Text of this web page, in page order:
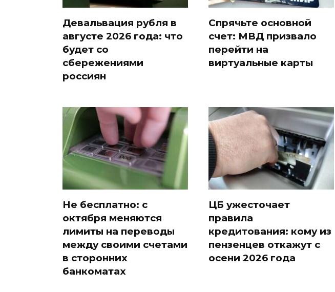
Девальвация рубля в
августе 2026 года: что
будет со
сбережениями
россиян
Спрячьте основной
счет: МВД призвало
перейти на
виртуальные карты
Не бесплатно: с
октября меняются
лимиты на переводы
между своими счетами
в сторонних
банкоматах
ЦБ ужесточает
правила
кредитования: кому из
пензенцев откажут с
осени 2026 года